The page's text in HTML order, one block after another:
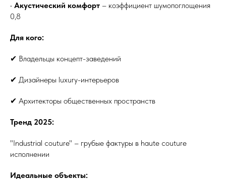
• Акустический комфорт – коэффициент шумопоглощения
0,8
Для кого:
✔ Владельцы концепт-заведений
✔ Дизайнеры luxury-интерьеров
✔ Архитекторы общественных пространств
Тренд 2025:
"Industrial couture" – грубые фактуры в haute couture
исполнении
Идеальные объекты: